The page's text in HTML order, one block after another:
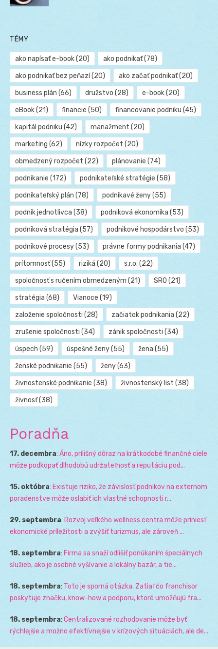
TÉMY
ako napísať e-book(20) ako podnikať(78)
ako podnikať bez peňazí(20) ako začať podnikať(20)
business plán (66) družstvo (28) e-book(20)
eBook(21) financie (50) financovanie podniku (45)
kapitál podniku (42) manažment (20)
marketing (62) nízky rozpočet (20)
obmedzený rozpočet (22) plánovanie (74)
podnikanie (172) podnikateľské stratégie (58)
podnikateľský plán (78) podnikavé ženy(55)
podnik jednotlivca (38) podniková ekonomika (53)
podniková stratégia (57) podnikové hospodárstvo (53)
podnikové procesy(53) právne formy podnikania (47)
prítomnosť(55) riziká (20) s.r.o. (22)
spoločnosť s ručením obmedzeným (21) SRO (21)
stratégia (68) Vianoce (19)
založenie spoločnosti (28) začiatok podnikania (22)
zrušenie spoločnosti (34) zánik spoločnosti (34)
úspech (59) úspešné ženy(55) žena (55)
ženské podnikanie (55) ženy(63)
živnostenské podnikanie (38) živnostenský list (38)
živnosť(38)
Poradňa
17. decembra: Áno, prílišný dôraz na krátkodobé finančné ciele
môže podkopať dlhodobú udržateľnosť a reputáciu pod...
15. októbra: Existuje riziko, že závislosť podnikov na externom
poradenstve môže oslabiť ich vlastné schopnosti r...
29. septembra: Rozvoj veľkého wellness centra môže priniesť
ekonomické príležitosti a zvýšiť turizmus, ale zároveň ...
18. septembra: Firma sa snaží odlišiť ponúkaním špeciálnych
služieb, ako je osobné vyšívanie a lokálny bazár, a tie...
18. septembra: Toto je sporná otázka. Zatiaľ čo franchisor
poskytuje značku, know-how a podporu, ktoré umožňujú fra...
18. septembra: Centralizované rozhodovanie môže byť
rýchlejšie a možno efektívnejšie v krízových situáciách, ale de...